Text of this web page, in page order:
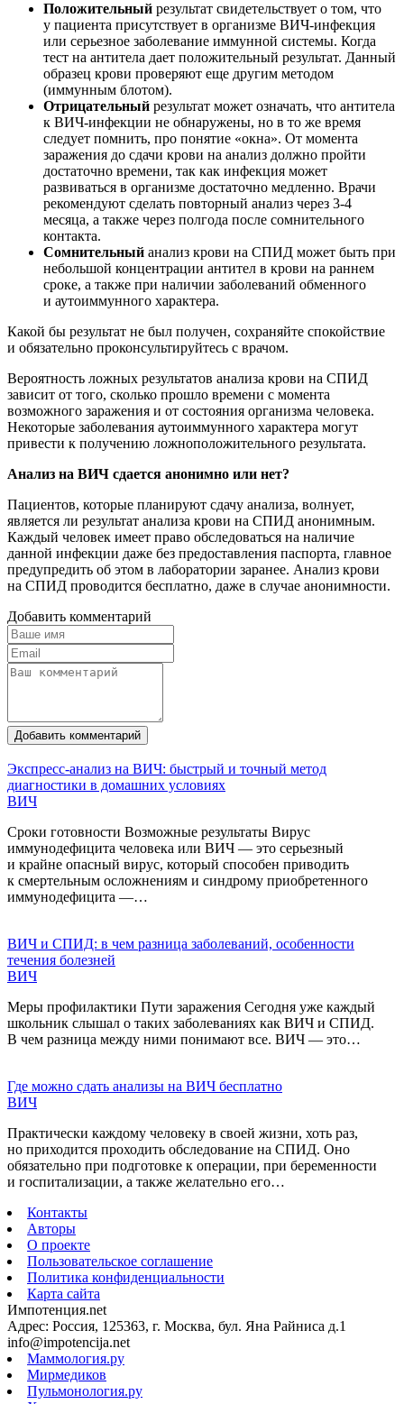
Положительный результат свидетельствует о том, что
у пациента присутствует в организме ВИЧ-инфекция
или серьезное заболевание иммунной системы. Когда
тест на антитела дает положительный результат. Данный
образец крови проверяют еще другим методом
(иммунным блотом).
Отрицательный результат может означать, что антитела
к ВИЧ-инфекции не обнаружены, но в то же время
следует помнить, про понятие «окна». От момента
заражения до сдачи крови на анализ должно пройти
достаточно времени, так как инфекция может
развиваться в организме достаточно медленно. Врачи
рекомендуют сделать повторный анализ через 3-4
месяца, а также через полгода после сомнительного
контакта.
Сомнительный анализ крови на СПИД может быть при
небольшой концентрации антител в крови на раннем
сроке, а также при наличии заболеваний обменного
и аутоиммунного характера.
Какой бы результат не был получен, сохраняйте спокойствие
и обязательно проконсультируйтесь с врачом.
Вероятность ложных результатов анализа крови на СПИД
зависит от того, сколько прошло времени с момента
возможного заражения и от состояния организма человека.
Некоторые заболевания аутоиммунного характера могут
привести к получению ложноположительного результата.
Анализ на ВИЧ сдается анонимно или нет?
Пациентов, которые планируют сдачу анализа, волнует,
является ли результат анализа крови на СПИД анонимным.
Каждый человек имеет право обследоваться на наличие
данной инфекции даже без предоставления паспорта, главное
предупредить об этом в лаборатории заранее. Анализ крови
на СПИД проводится бесплатно, даже в случае анонимности.
Добавить комментарий
Добавить комментарий
Экспресс-анализ на ВИЧ: быстрый и точный метод
диагностики в домашних условиях
ВИЧ
Сроки готовности Возможные результаты Вирус
иммунодефицита человека или ВИЧ — это серьезный
и крайне опасный вирус, который способен приводить
к смертельным осложнениям и синдрому приобретенного
иммунодефицита —…
ВИЧ и СПИД: в чем разница заболеваний, особенности
течения болезней
ВИЧ
Меры профилактики Пути заражения Сегодня уже каждый
школьник слышал о таких заболеваниях как ВИЧ и СПИД.
В чем разница между ними понимают все. ВИЧ — это…
Где можно сдать анализы на ВИЧ бесплатно
ВИЧ
Практически каждому человеку в своей жизни, хоть раз,
но приходится проходить обследование на СПИД. Оно
обязательно при подготовке к операции, при беременности
и госпитализации, а также желательно его…
Контакты
Авторы
О проекте
Пользовательское соглашение
Политика конфиденциальности
Карта сайта
Импотенция.net
Адрес: Россия, 125363, г. Москва, бул. Яна Райниса д.1
info@impotencija.net
Маммология.ру
Мирмедиков
Пульмонология.ру